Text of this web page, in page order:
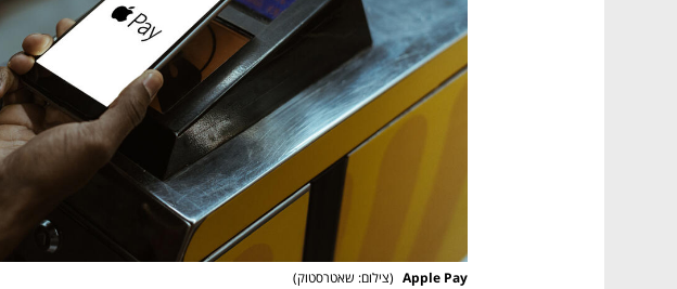
Apple Pay
(צילום: שאטרסטוק)